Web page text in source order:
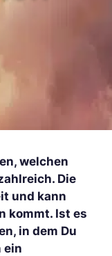
welchen
Die
und kann
kommt. Ist es
in dem Du
ein